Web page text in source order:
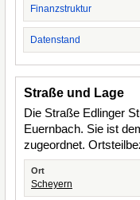
Finanzstruktur
Datenstand
Straße und Lage
Die Straße Edlinger
Euernbach. Sie ist
zugeordnet.
Ort
Scheyern